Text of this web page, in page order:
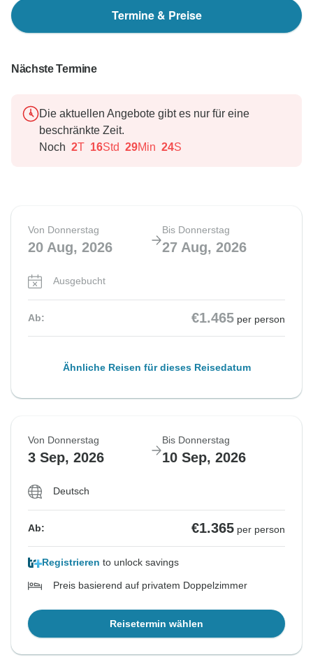
Termine & Preise
Nächste Termine
Die aktuellen Angebote gibt es nur für eine
beschränkte Zeit.
Noch 2T 16Std 29Min 23S
Von Donnerstag
20 Aug, 2026
Bis Donnerstag
27 Aug, 2026
Ausgebucht
Ab: €1.465 per person
Ähnliche Reisen für dieses Reisedatum
Von Donnerstag
3 Sep, 2026
Bis Donnerstag
10 Sep, 2026
Deutsch
Ab: €1.365 per person
Registrieren to unlock savings
Preis basierend auf privatem Doppelzimmer
Reisetermin wählen